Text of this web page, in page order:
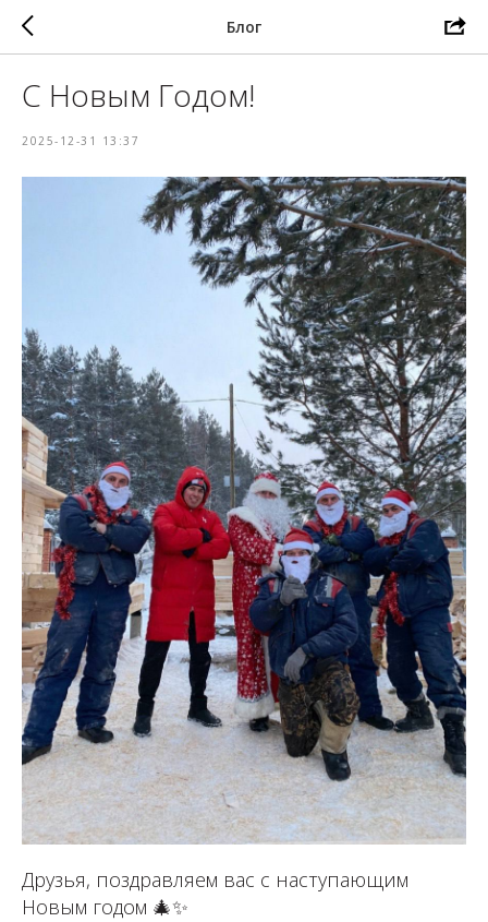
Блог
С Новым Годом!
2025-12-31 13:37
Друзья, поздравляем вас с наступающим
Новым годом 🎄✨